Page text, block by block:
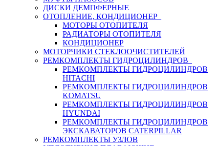
ДИСКИ ДЕМПФЕРНЫЕ
ОТОПЛЕНИЕ, КОНДИЦИОНЕР
МОТОРЫ ОТОПИТЕЛЯ
РАДИАТОРЫ ОТОПИТЕЛЯ
КОНДИЦИОНЕР
МОТОРЧИКИ СТЕКЛООЧИСТИТЕЛЕЙ
РЕМКОМПЛЕКТЫ ГИДРОЦИЛИНДРОВ
РЕМКОМПЛЕКТЫ ГИДРОЦИЛИНДРОВ
HITACHI
РЕМКОМПЛЕКТЫ ГИДРОЦИЛИНДРОВ
KOMATSU
РЕМКОМПЛЕКТЫ ГИДРОЦИЛИНДРОВ
HYUNDAI
РЕМКОМПЛЕКТЫ ГИДРОЦИЛИНДРОВ
ЭКСКАВАТОРОВ CATERPILLAR
РЕМКОМПЛЕКТЫ УЗЛОВ